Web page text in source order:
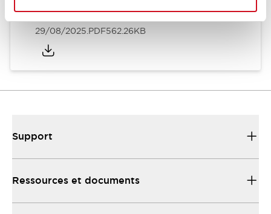
29/08/2025.PDF562.26KB
Support
Ressources et documents